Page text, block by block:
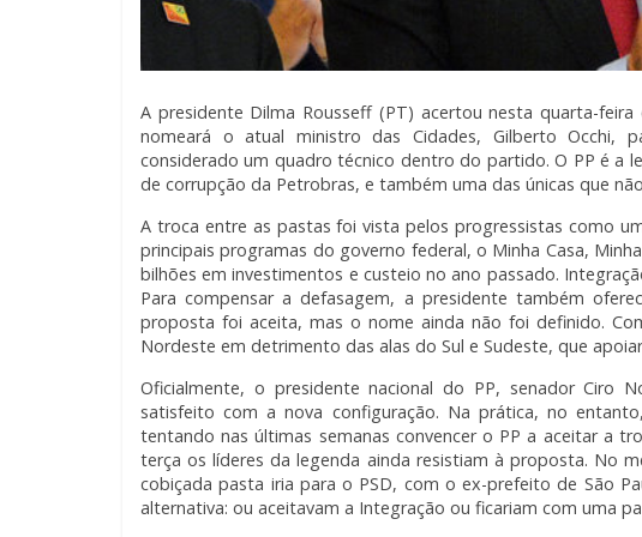
A presidente Dilma Rousseff (PT) acertou nesta quarta-
nomeará o atual ministro das Cidades, Gilberto Occhi,
considerado um quadro técnico dentro do partido. O PP é a
de corrupção da Petrobras, e também uma das únicas que
A troca entre as pastas foi vista pelos progressistas como
principais programas do governo federal, o Minha Casa,
bilhões em investimentos e custeio no ano passado.
Para compensar a defasagem, a presidente também
proposta foi aceita, mas o nome ainda não foi definido.
Nordeste em detrimento das alas do Sul e Sudeste, que
Oficialmente, o presidente nacional do PP, senador Ciro
satisfeito com a nova configuração. Na prática, no
tentando nas últimas semanas convencer o PP a aceitar a
terça os líderes da legenda ainda resistiam à proposta. No
cobiçada pasta iria para o PSD, com o ex-prefeito de São
alternativa: ou aceitavam a Integração ou ficariam com uma